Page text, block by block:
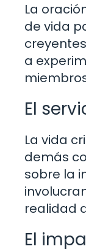
La
de vida
a
El
La vida
demás
sobre la
realidad
El